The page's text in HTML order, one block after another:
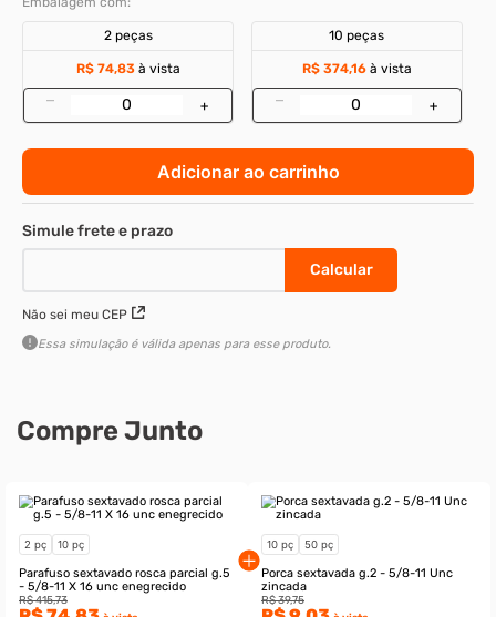
2 peças
R$ 74,83à vista
– +
10 peças
R$ 374,16à vista
– +
Adicionar ao carrinho
Não sei meu CEP
Essa simulação é válida apenas para esse produto.
Compre Junto